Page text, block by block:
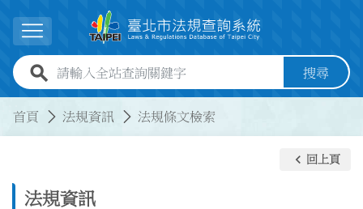
展開選單
全站查詢關鍵字欄位 搜尋
首頁 法規資訊 法規條文檢索
法規資訊
keyboard_arrow_left 回上頁